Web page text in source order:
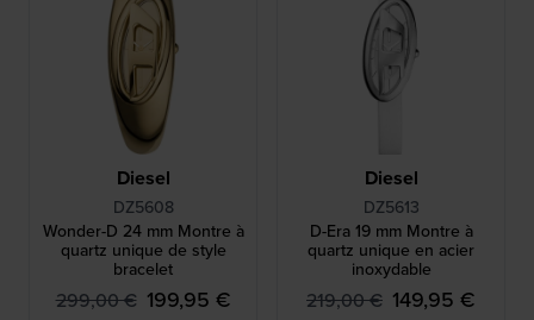
Diesel
DZ5608
Wonder-D 24 mm Montre à
quartz unique de style
bracelet
299,00 € 199,95 €
Diesel
DZ5613
D-Era 19 mm Montre à
quartz unique en acier
inoxydable
219,00 € 149,95 €